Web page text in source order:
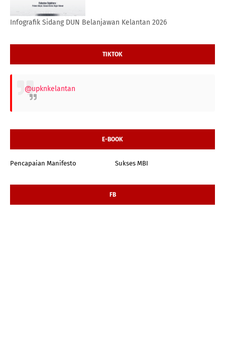
Infografik Sidang DUN Belanjawan Kelantan 2026
TIKTOK
@upknkelantan
E-BOOK
Pencapaian Manifesto Sukses MBI
FB